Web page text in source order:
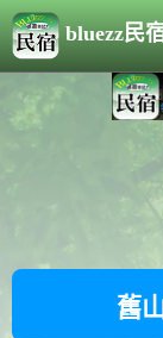
bluezz民
舊